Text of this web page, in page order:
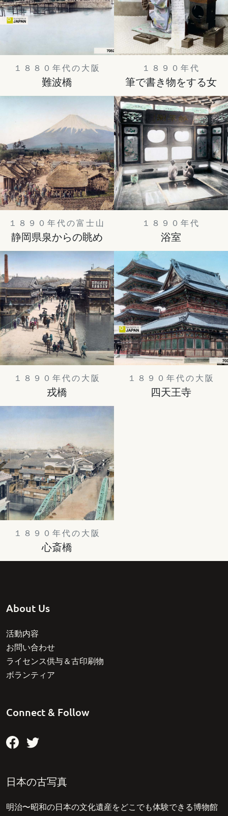
１８８０年代の大阪
難波橋
１８９０年代
筆で書き物をする女
１８９０年代の富士山
静岡県泉からの眺め
１８９０年代
浴室
１８９０年代の大阪
戎橋
１８９０年代の大阪
四天王寺
１８９０年代の大阪
心斎橋
About Us
活動内容
お問い合わせ
ライセンス供与＆古印刷物
ボランティア
Connect & Follow
日本の古写真
明治〜昭和の日本の文化遺産をどこでも体験できる博物館